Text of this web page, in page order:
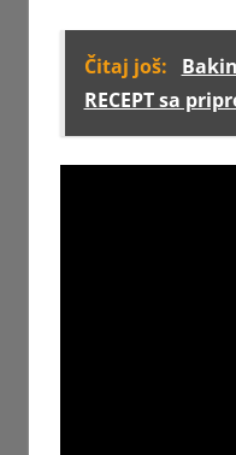
Čitaj još:
RECEPT sa